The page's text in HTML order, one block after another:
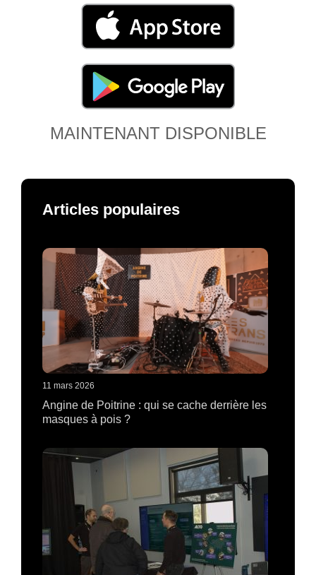
MAINTENANT DISPONIBLE
Articles populaires
11 mars 2026
Angine de Poitrine : qui se cache derrière les
masques à pois ?